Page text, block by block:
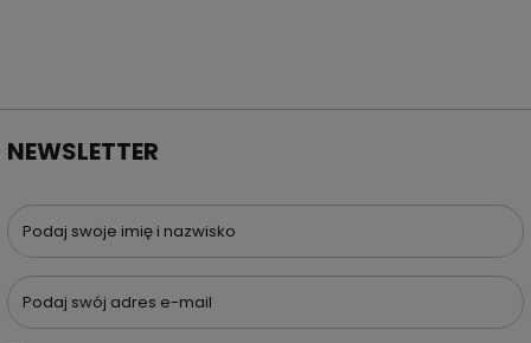
NEWSLETTER
Podaj swoje imię i nazwisko
Podaj swój adres e-mail